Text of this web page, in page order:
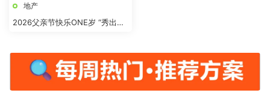
地产
2026父亲节快乐ONE岁 “秀出爸